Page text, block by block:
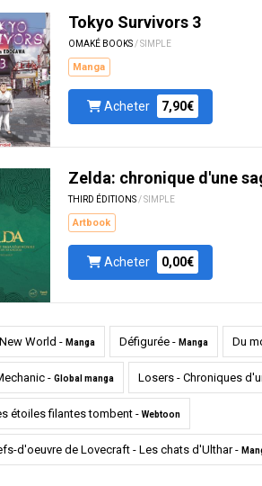
Tokyo Survivors 3
OMAKÉ BOOKS / SIMPLE
Manga
Acheter 7,90€
Zelda: chronique d'une
THIRD ÉDITIONS / SIMPLE
Artbook
Acheter 0,00€
World - Manga Défigurée - Manga Du
- Global manga Losers - Chroniques
étoiles filantes tombent - Webtoon
d'oeuvre de Lovecraft - Les chats d'Ulthar -